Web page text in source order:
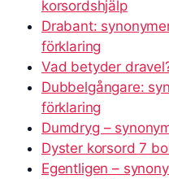
korsordshjälp
Drabant:
förklaring
Vad betyder
Dubbelgångare:
förklaring
Dumdryg –
Dyster korsord 7
Egentligen –